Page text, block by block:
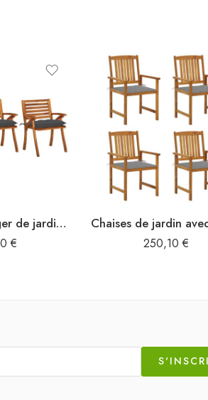
Chaises à manger de jardin avec coussins lot de 3 Acacia massif
€ 250,10 €